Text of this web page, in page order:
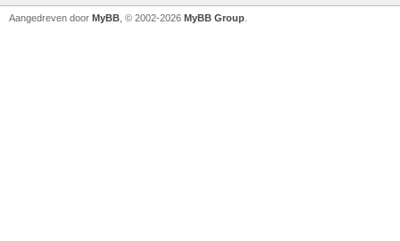
Aangedreven door MyBB , © 2002-2026 MyBB Group